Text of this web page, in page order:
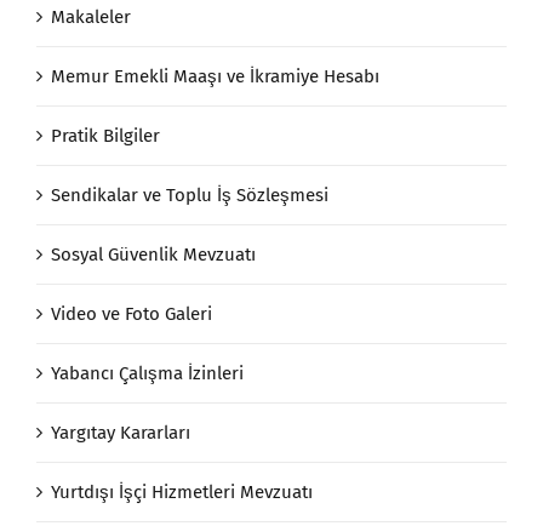
Makaleler
Memur Emekli Maaşı ve İkramiye Hesabı
Pratik Bilgiler
Sendikalar ve Toplu İş Sözleşmesi
Sosyal Güvenlik Mevzuatı
Video ve Foto Galeri
Yabancı Çalışma İzinleri
Yargıtay Kararları
Yurtdışı İşçi Hizmetleri Mevzuatı